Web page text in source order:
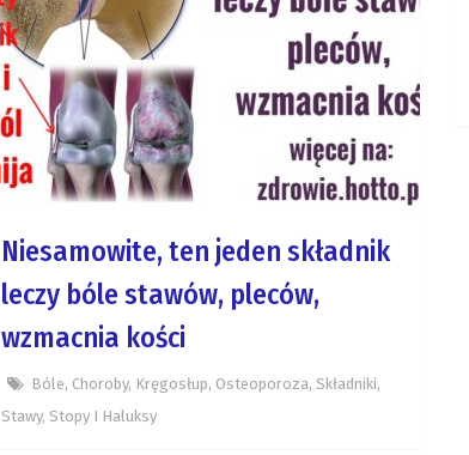
Niesamowite, ten jeden składnik
leczy bóle stawów, pleców,
wzmacnia kości
Bóle, Choroby, Kręgosłup, Osteoporoza, Składniki,
Stawy, Stopy I Haluksy